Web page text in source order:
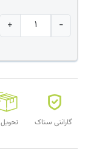
-
فورتی
عدد
+
گارانتی ستاک